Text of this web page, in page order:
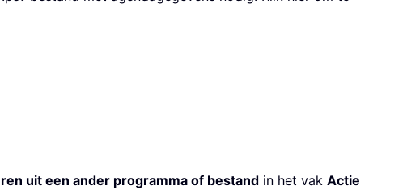
uit een ander programma of bestand in het vak Actie